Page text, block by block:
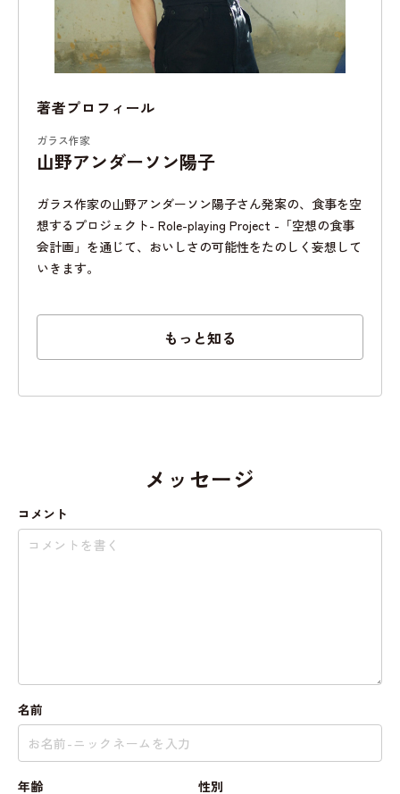
著者プロフィール
ガラス作家
山野アンダーソン陽子
ガラス作家の山野アンダーソン陽子さん発案の、食事を空
想するプロジェクト- Role-playing Project -「空想の食事
会計画」を通じて、おいしさの可能性をたのしく妄想して
いきます。
もっと知る
メッセージ
コメント
名前
年齢 性別